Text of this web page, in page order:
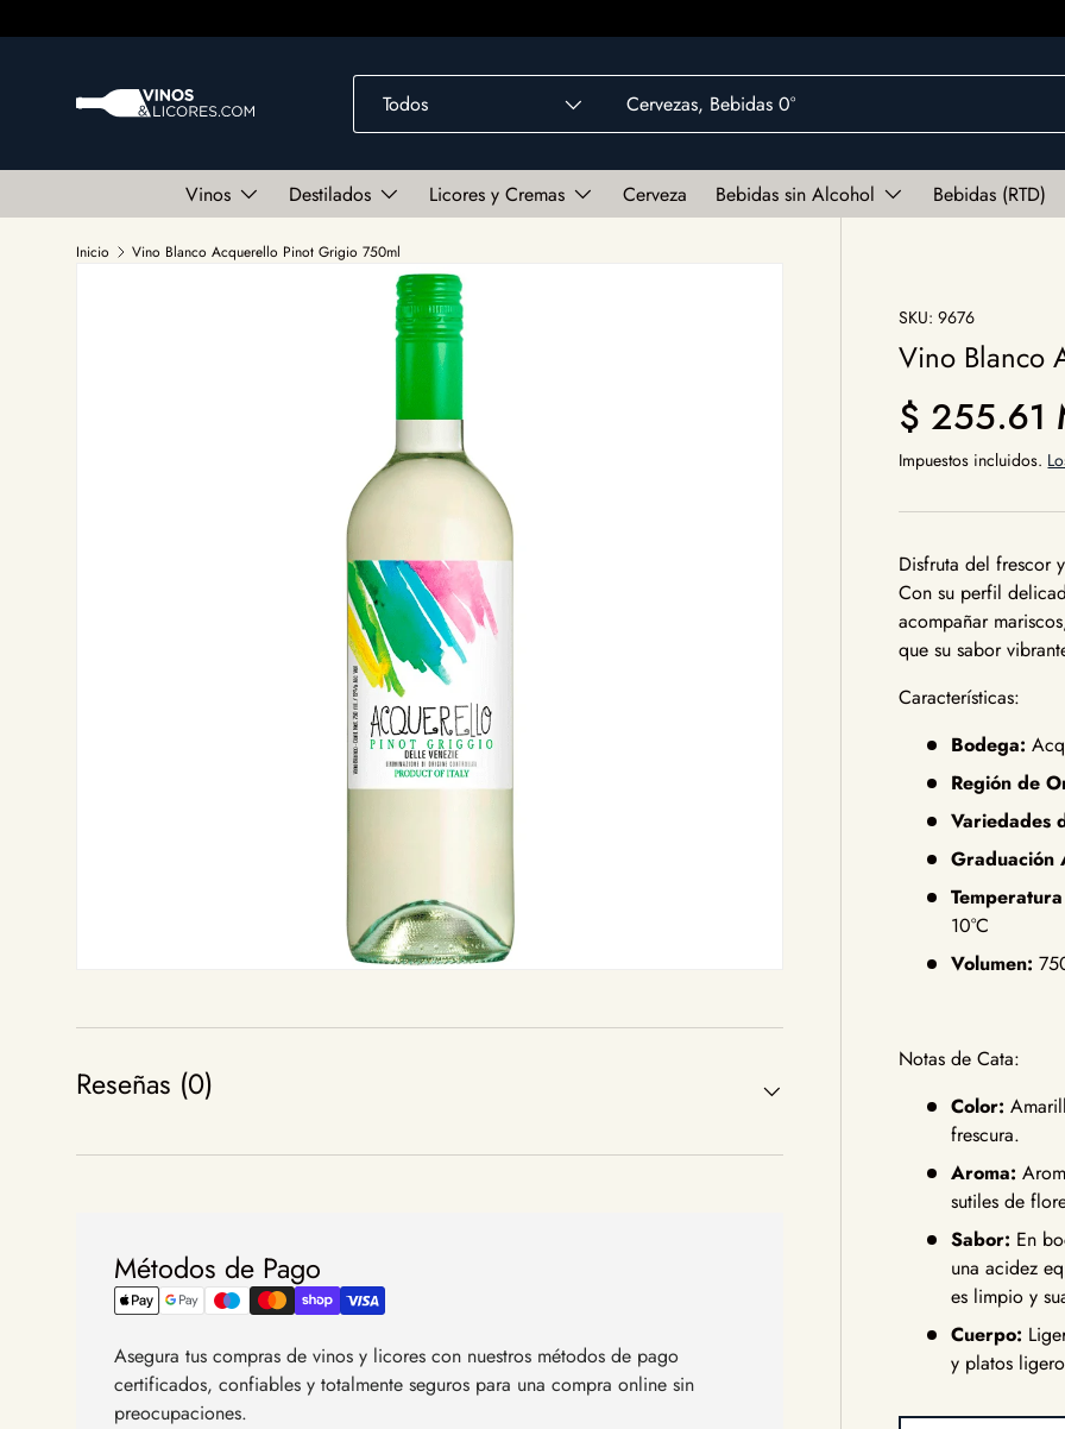
Ir al contenido
Todos
Vinos Destilados Licores y Cremas Cerveza Bebidas sin Alcohol Bebidas (RTD)
Inicio Vino Blanco Acquerello Pinot Grigio 750ml
Ir directamente a la información del producto SKU: 9676
Vino Blanco
Precio
$ 255.61
Impuestos incluidos.
Disfruta del frescor
Con su perfil
acompañar
que su sabor
Características:
Bodega:
Región de
Variedades
Graduación
10°C
Volumen:
Notas de Cata:
Color:
frescura.
Aroma:
sutiles de
Sabor: En
una acidez
es limpio y
Cuerpo:
y platos
Reseñas (0)
Métodos de Pago
Asegura tus compras de vinos y licores con nuestros métodos de pago
certificados, confiables y totalmente seguros para una compra online sin
preocupaciones.